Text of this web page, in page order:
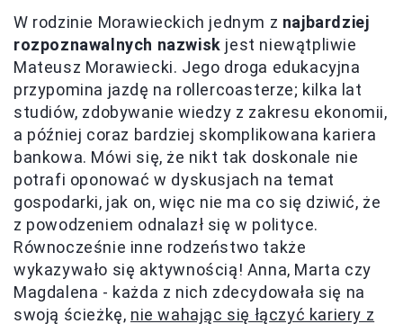
W rodzinie Morawieckich jednym z najbardziej
rozpoznawalnych nazwisk jest niewątpliwie
Mateusz Morawiecki. Jego droga edukacyjna
przypomina jazdę na rollercoasterze; kilka lat
studiów, zdobywanie wiedzy z zakresu ekonomii,
a później coraz bardziej skomplikowana kariera
bankowa. Mówi się, że nikt tak doskonale nie
potrafi oponować w dyskusjach na temat
gospodarki, jak on, więc nie ma co się dziwić, że
z powodzeniem odnalazł się w polityce.
Równocześnie inne rodzeństwo także
wykazywało się aktywnością! Anna, Marta czy
Magdalena - każda z nich zdecydowała się na
swoją ścieżkę, nie wahając się łączyć kariery z